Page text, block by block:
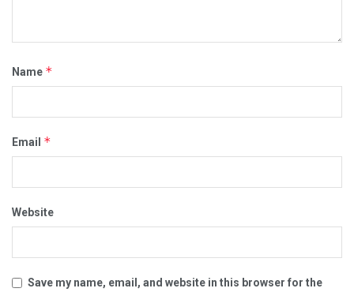
Name *
Email *
Website
Save my name, email, and website in this browser for the